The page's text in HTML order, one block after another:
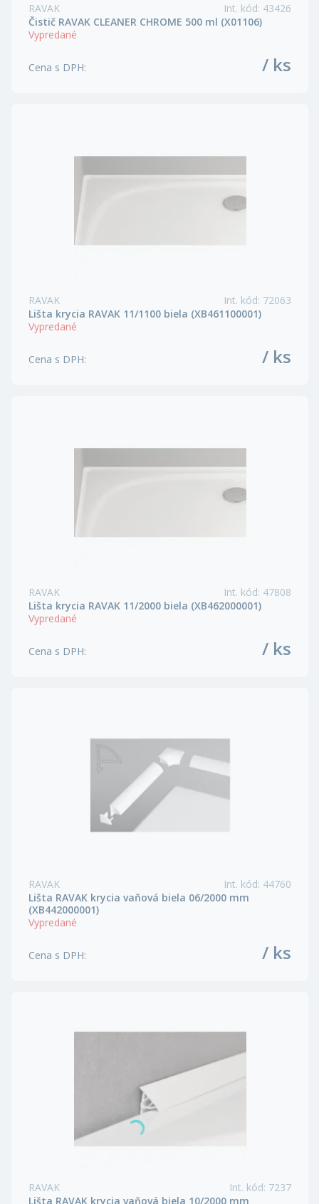
RAVAK Int. kód: 43426
Čistič RAVAK CLEANER CHROME 500 ml (X01106)
Vypredané
Cena s DPH: / ks
RAVAK Int. kód: 72063
Lišta krycia RAVAK 11/1100 biela (XB461100001)
Vypredané
Cena s DPH: / ks
RAVAK Int. kód: 47808
Lišta krycia RAVAK 11/2000 biela (XB462000001)
Vypredané
Cena s DPH: / ks
RAVAK Int. kód: 44760
Lišta RAVAK krycia vaňová biela 06/2000 mm
(XB442000001)
Vypredané
Cena s DPH: / ks
RAVAK Int. kód: 7237
Lišta RAVAK krycia vaňová biela 10/2000 mm